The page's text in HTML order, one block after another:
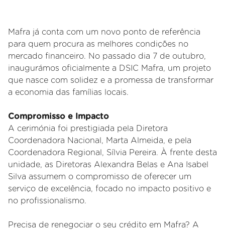
Mafra já conta com um novo ponto de referência
para quem procura as melhores condições no
mercado financeiro. No passado dia 7 de outubro,
inaugurámos oficialmente a DSIC Mafra, um projeto
que nasce com solidez e a promessa de transformar
a economia das famílias locais.
Compromisso e Impacto
A cerimónia foi prestigiada pela Diretora
Coordenadora Nacional, Marta Almeida, e pela
Coordenadora Regional, Sílvia Pereira. À frente desta
unidade, as Diretoras Alexandra Belas e Ana Isabel
Silva assumem o compromisso de oferecer um
serviço de excelência, focado no impacto positivo e
no profissionalismo.
Precisa de renegociar o seu crédito em Mafra? A